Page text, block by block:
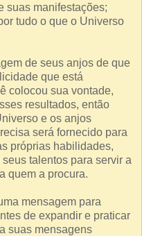
suas manifestações;
tudo o que o Universo
de seus anjos de que
que está
colocou sua vontade,
resultados, então
e os anjos
será fornecido para
próprias habilidades,
talentos para servir a
quem a procura.
mensagem para
de expandir e praticar
suas mensagens